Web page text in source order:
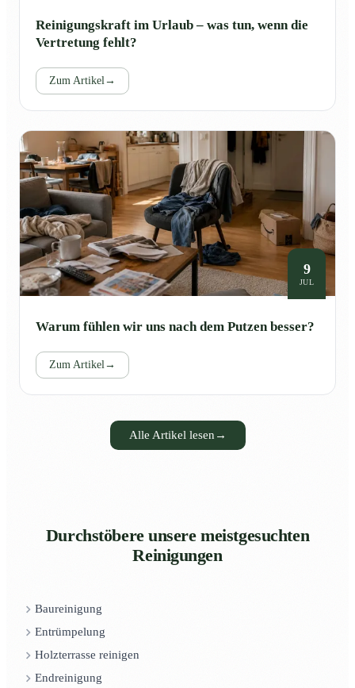
Reinigungskraft im Urlaub – was tun, wenn die
Vertretung fehlt?
Zum Artikel→
9
JUL
Warum fühlen wir uns nach dem Putzen besser?
Zum Artikel→
Alle Artikel lesen →
Durchstöbere unsere meistgesuchten
Reinigungen
Baureinigung
Entrümpelung
Holzterrasse reinigen
Endreinigung